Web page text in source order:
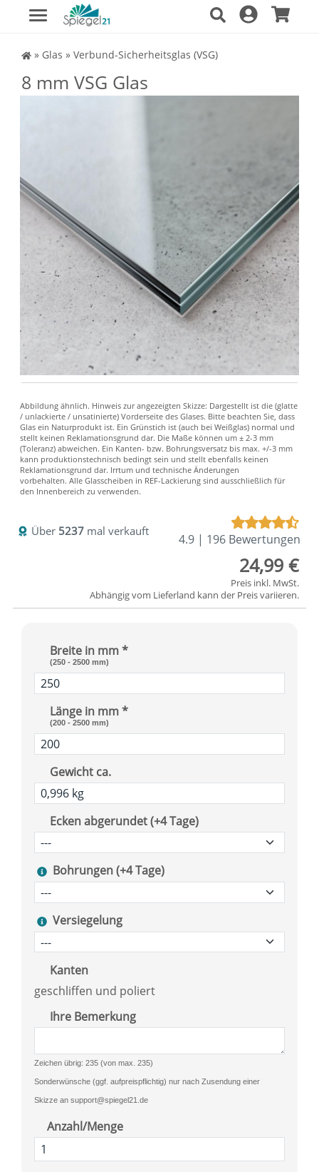
Spiegel Shop
» Glas » Verbund-Sicherheitsglas (VSG)
8 mm VSG Glas
Über 5237 mal verkauft
4.9 | 196 Bewertungen
24,99 €
Preis inkl. MwSt.
Abhängig vom Lieferland kann der Preis variieren.
Breite in mm *
(250 - 2500 mm)
Länge in mm *
(200 - 2500 mm)
Gewicht ca.
Ecken abgerundet (+4 Tage)
Bohrungen (+4 Tage)
Versiegelung
Kanten
geschliffen und poliert
Ihre Bemerkung
Zeichen übrig: 235 (von max. 235)
Sonderwünsche (ggf. aufpreispflichtig) nur nach Zusendung einer
Skizze an support@spiegel21.de
Anzahl/Menge